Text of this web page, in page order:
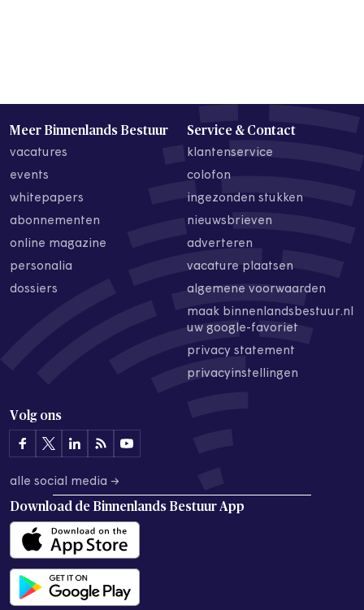
Meer Binnenlands Bestuur
vacatures
events
whitepapers
abonnementen
online magazine
personalia
dossiers
Service & Contact
klantenservice
colofon
ingezonden stukken
nieuwsbrieven
adverteren
vacature plaatsen
algemene voorwaarden
maak binnenlandsbestuur.nl
uw google-favoriet
privacy statement
privacyinstellingen
Volg ons
alle social media →
Download de Binnenlands Bestuur App